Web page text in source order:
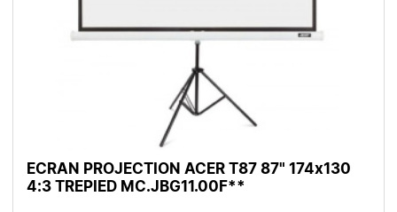
ECRAN PROJECTION ACER T87 87" 174x130
4:3 TREPIED MC.JBG11.00F**